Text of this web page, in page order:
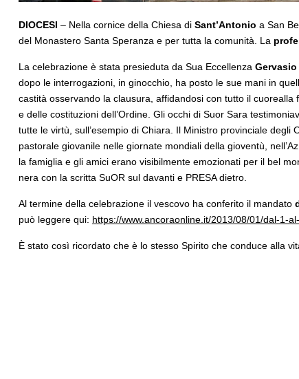
DIOCESI – Nella cornice della Chiesa diSant’Antonio a San
del Monastero Santa Speranza e per tutta la comunità. La
La celebrazione è stata presieduta da Sua Eccellenza
dopo le interrogazioni, in ginocchio, ha posto le sue mani in
castità osservando la clausura, affidandosi con tutto il
e delle costituzioni dell’Ordine. Gli occhi di Suor Sara
tutte le virtù, sull’esempio di Chiara. Il Ministro provinciale degli
pastorale giovanile nelle giornate mondiali della gioventù,
la famiglia e gli amici erano visibilmente emozionati per il bel
nera con la scritta SuOR sul davanti e PRESA dietro.
Al termine della celebrazione il vescovo ha conferito il mandato
può leggere qui: https://www.ancoraonline.it/2013/08/01/dal-1-
È stato così ricordato che è lo stesso Spirito che conduce alla